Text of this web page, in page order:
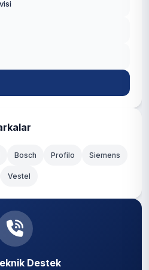
Bosch Profilo Siemens
Vestel
Destek